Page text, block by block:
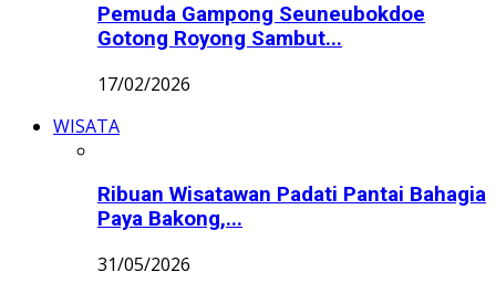
Pemuda Gampong Seuneubokdoe
Gotong Royong Sambut...
17/02/2026
WISATA
Ribuan Wisatawan Padati Pantai Bahagia
Paya Bakong,...
31/05/2026